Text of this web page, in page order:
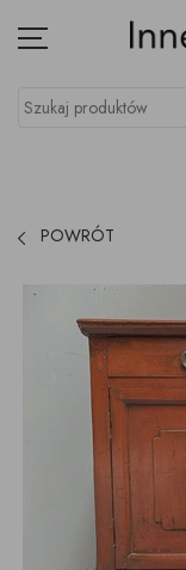
Menu
Szukaj produktów
POWRÓT